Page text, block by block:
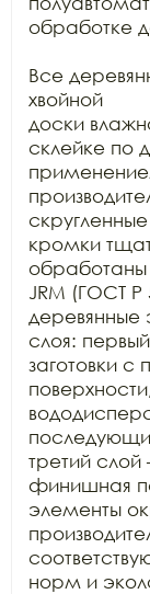
обработке
Все
хвойной
доски
склейке по
скругленные
кромки
обработаны
JRM (ГОСТ Р
деревянные
слоя:
заготовки
третий слой
финишная
элементы
норм и